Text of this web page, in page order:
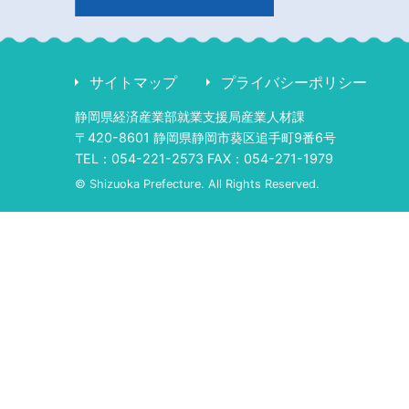
サイトマップ プライバシーポリシー
静岡県経済産業部就業支援局産業人材課
〒420-8601 静岡県静岡市葵区追手町9番6号
TEL：054-221-2573 FAX：054-271-1979
© Shizuoka Prefecture. All Rights Reserved.